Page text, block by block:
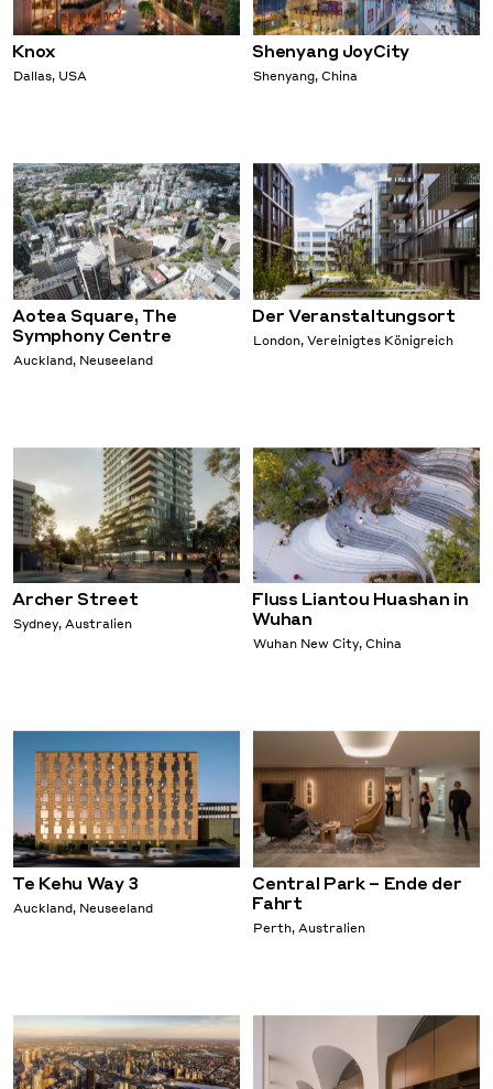
Knox
Dallas, USA
Shenyang JoyCity
Shenyang, China
Aotea Square, The
Symphony Centre
Auckland, Neuseeland
Der Veranstaltungsort
London, Vereinigtes Königreich
Archer Street
Sydney, Australien
Fluss Liantou Huashan in
Wuhan
Wuhan New City, China
Te Kehu Way 3
Auckland, Neuseeland
Central Park – Ende der
Fahrt
Perth, Australien